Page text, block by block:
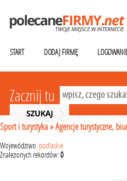
START DODAJ FIRMĘ
Zacznij tu
Sport i turystyka»Agencje turystyczne,
Województwo: podlaskie
Znalezionych rekordów:0